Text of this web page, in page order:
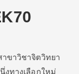
ขาวิชาจิตวิทยา
งทางเลือกใหม่